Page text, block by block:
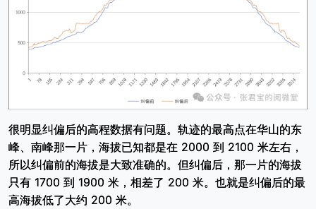
很明显纠偏后的高程数据有问题。轨迹的最高点在华山的东
峰、南峰那一片，海拔已知都是在 2000 到 2100 米左右，
所以纠偏前的海拔是大致准确的。但纠偏后，那一片的海拔
只有 1700 到 1900 米，相差了 200 米。也就是纠偏后的最
高海拔低了大约 200 米。